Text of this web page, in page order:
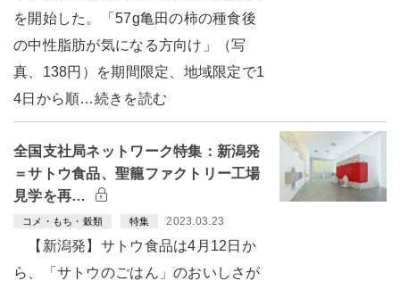
を開始した。「57g亀田の柿の種食後
の中性脂肪が気になる方向け」（写
真、138円）を期間限定、地域限定で1
4日から順…続きを読む
全国支社局ネットワーク特集：新潟発
＝サトウ食品、聖籠ファクトリー工場
見学を再…
コメ・もち・穀類 特集 2023.03.23
【新潟発】サトウ食品は4月12日か
ら、「サトウのごはん」のおいしさが